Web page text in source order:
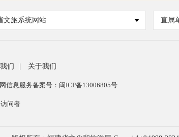
文旅系统网站 直属
们 关于我们
信息服务备案号：闽ICP备13006805号
问者